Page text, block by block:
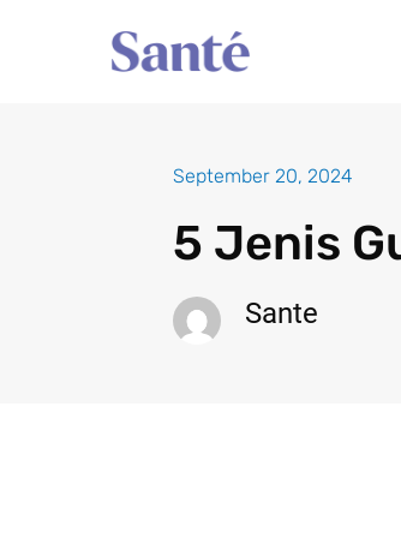
September 20, 2024
5 Jenis
Sante